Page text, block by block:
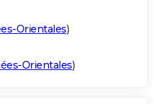
Orientales)
Orientales)